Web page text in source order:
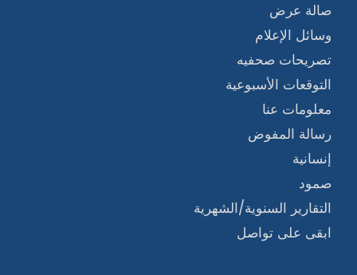
صالة عرض
وسائل الإعلام
تصريحات صحفيه
التوقعات الأسبوعية
معلومات عنا
رسالة المفوض
إنسانية
صمود
التقارير السنوية/الشهرية
ابقى على تواصل